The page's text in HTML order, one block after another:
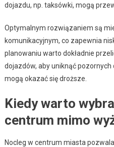
dojazdu, np. taksówki, mogą
Optymalnym rozwiązaniem są
komunikacyjnym, co zapewnia
planowaniu warto dokładnie
dojazdów, aby uniknąć
mogą okazać się droższe.
Kiedy warto
centrum mimo
Nocleg w centrum miasta